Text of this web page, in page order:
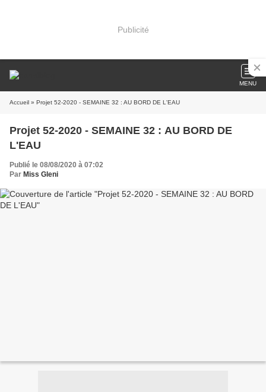
Publicité
MENU
Accueil » Projet 52-2020 - SEMAINE 32 : AU BORD DE L'EAU
Projet 52-2020 - SEMAINE 32 : AU BORD DE
L'EAU
Publié le 08/08/2020 à 07:02
Par Miss Gleni